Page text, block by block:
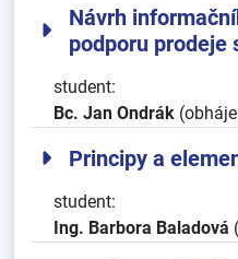
Návrh
podporu prodeje
student:
Bc. Jan Ondrák
Principy a
student:
Ing. Barbora Baladová